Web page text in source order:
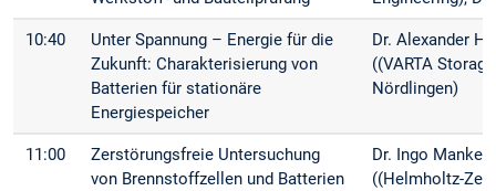
10:40
Unter Spannung – Energie für die
Zukunft: Charakterisierung von
Batterien für stationäre
Energiespeicher
Dr. Alexander
((VARTA
Nördlingen)
11:00
Zerstörungsfreie Untersuchung
von Brennstoffzellen und Batterien
Dr. Ingo Manke
((Helmholtz-